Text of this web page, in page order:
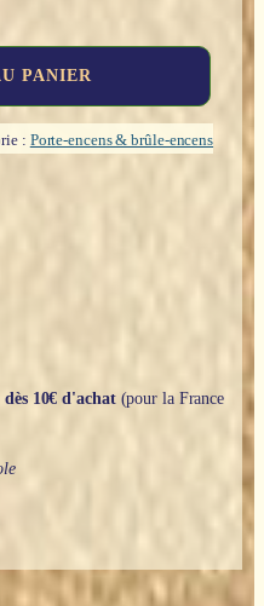
PANIER
: Porte-encens & brûle-encens
10€ d'achat(pour la France